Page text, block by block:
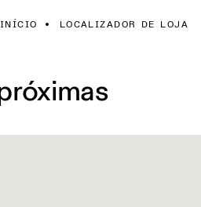
INÍCIO LOCALIZADOR DE LOJA